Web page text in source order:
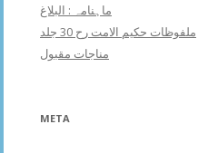
ماہنامہ : البلاغ
ملفوظات حکیم الامت رح 30 جلد
مناجات مقبول
META